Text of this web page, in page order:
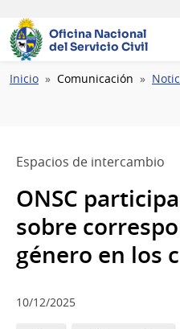
Oficina Nacional
del Servicio Civil
Ruta
Inicio Comunicación
Espacios de intercambio
ONSC
sobre
género en los
10/12/2025